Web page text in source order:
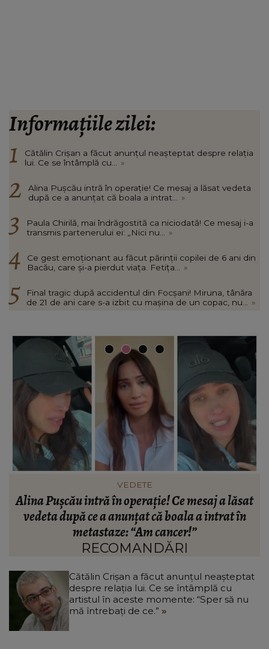
Informațiile zilei:
Cătălin Crișan a făcut anunțul neașteptat despre relația
lui. Ce se întâmplă cu... »
Alina Pușcău intră în operație! Ce mesaj a lăsat vedeta
după ce a anunțat că boala a intrat... »
Paula Chirilă, mai îndrăgostită ca niciodată! Ce mesaj i-a
transmis partenerului ei: „Nici nu... »
Ce gest emoționant au făcut părinții copilei de 6 ani din
Bacău, care și-a pierdut viața. Fetița... »
Final tragic după accidentul din Focșani! Miruna, tânăra
de 21 de ani care s-a izbit cu mașina de un copac, nu... »
VEDETE
Paula Chirilă, mai îndrăgostită ca niciodată! Ce
mesaj i-a transmis partenerului ei: „Nici nu
contează unde suntem, lângă tine mă simt
acasă!”
RECOMANDĂRI
Cătălin Crișan a făcut anunțul neașteptat
despre relația lui. Ce se întâmplă cu
artistul în aceste momente: “Sper să nu
mă întrebați de ce.”